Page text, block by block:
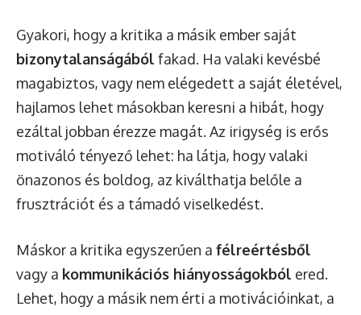
Gyakori, hogy a kritika a másik ember saját
bizonytalanságából fakad. Ha valaki kevésbé
magabiztos, vagy nem elégedett a saját életével,
hajlamos lehet másokban keresni a hibát, hogy
ezáltal jobban érezze magát. Az irigység is erős
motiváló tényező lehet: ha látja, hogy valaki
önazonos és boldog, az kiválthatja belőle a
frusztrációt és a támadó viselkedést.
Máskor a kritika egyszerűen a félreértésből
vagy a kommunikációs hiányosságokból ered.
Lehet, hogy a másik nem érti a motivációinkat, a